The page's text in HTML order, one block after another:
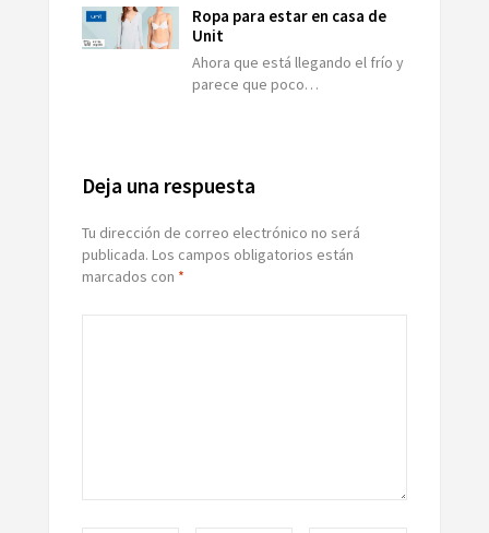
Ropa para estar en casa de
Unit
Ahora que está llegando el frío y
parece que poco…
Deja una respuesta
Tu dirección de correo electrónico no será
publicada. Los campos obligatorios están
marcados con *